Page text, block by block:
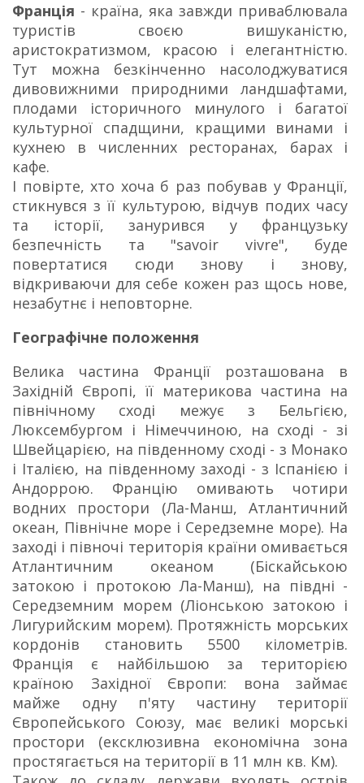
Франція - країна, яка завжди приваблювала
туристів своєю вишуканістю,
аристократизмом, красою і елегантністю.
Тут можна безкінченно насолоджуватися
дивовижними природними ландшафтами,
плодами історичного минулого і багатої
культурної спадщини, кращими винами і
кухнею в численних ресторанах, барах і
кафе.
І повірте, хто хоча б раз побував у Франції,
стикнувся з її культурою, відчув подих часу
та історії, занурився у французьку
безпечність та "savoir vivre", буде
повертатися сюди знову і знову,
відкриваючи для себе кожен раз щось нове,
незабутнє і неповторне.
Географічне положення
Велика частина Франції розташована в
Західній Європі, її материкова частина на
північному сході межує з Бельгією,
Люксембургом і Німеччиною, на сході - зі
Швейцарією, на південному сході - з Монако
і Італією, на південному заході - з Іспанією і
Андоррою. Францію омивають чотири
водних простори (Ла-Манш, Атлантичний
океан, Північне море і Середземне море). На
заході і півночі територія країни омивається
Атлантичним океаном (Біскайською
затокою і протокою Ла-Манш), на півдні -
Середземним морем (Ліонською затокою і
Лигурийским морем). Протяжність морських
кордонів становить 5500 кілометрів.
Франція є найбільшою за територією
країною Західної Європи: вона займає
майже одну п'яту частину території
Європейського Союзу, має великі морські
простори (ексклюзивна економічна зона
простягається на території в 11 млн кв. Км).